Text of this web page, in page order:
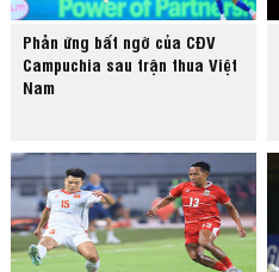
Phản ứng bất ngờ của CĐV
Campuchia sau trận thua Việt
Nam